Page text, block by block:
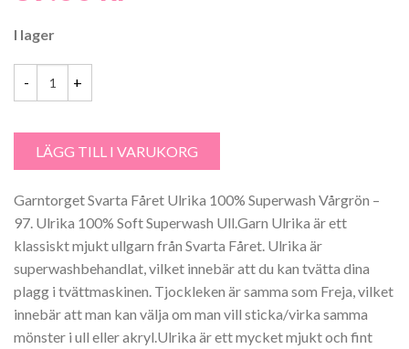
I lager
LÄGG TILL I VARUKORG
Garntorget Svarta Fåret Ulrika 100% Superwash Vårgrön –
97. Ulrika 100% Soft Superwash Ull.Garn Ulrika är ett
klassiskt mjukt ullgarn från Svarta Fåret. Ulrika är
superwashbehandlat, vilket innebär att du kan tvätta dina
plagg i tvättmaskinen. Tjockleken är samma som Freja, vilket
innebär att man kan välja om man vill sticka/virka samma
mönster i ull eller akryl.Ulrika är ett mycket mjukt och fint